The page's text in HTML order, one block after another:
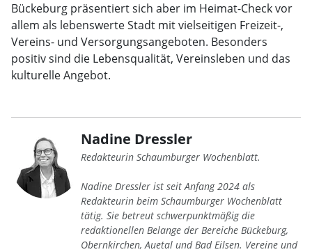
Bückeburg präsentiert sich aber im Heimat-Check vor
allem als lebenswerte Stadt mit vielseitigen Freizeit-,
Vereins- und Versorgungsangeboten. Besonders
positiv sind die Lebensqualität, Vereinsleben und das
kulturelle Angebot.
Nadine Dressler
Redakteurin Schaumburger Wochenblatt.
Nadine Dressler ist seit Anfang 2024 als
Redakteurin beim Schaumburger Wochenblatt
tätig. Sie betreut schwerpunktmäßig die
redaktionellen Belange der Bereiche Bückeburg,
Obernkirchen, Auetal und Bad Eilsen. Vereine und